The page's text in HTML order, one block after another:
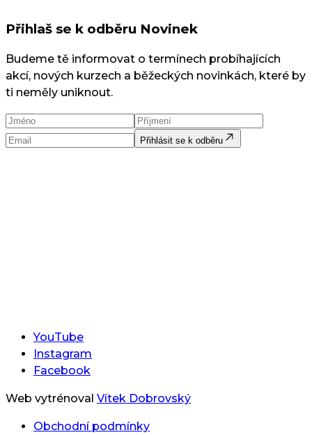
Přihlaš se k odběru Novinek
Budeme tě informovat o termínech probíhajících
akcí, nových kurzech a běžeckých novinkách, které by
ti neměly uniknout.
Přihlásit se k odběru
YouTube
Instagram
Facebook
Web vytrénoval Vítek Dobrovský
Obchodní podmínky